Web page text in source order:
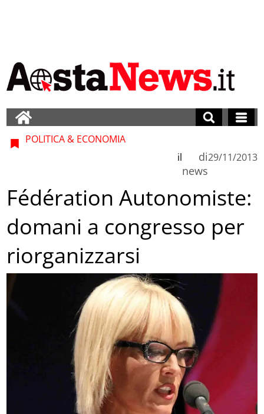
POLITICA & ECONOMIA
di
news
il 29/11/2013
Fédération Autonomiste:
domani a congresso per
riorganizzarsi